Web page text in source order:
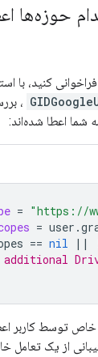
حوزه‌ها
،
= "https://
= user .
== nil ||
additional
خاص توسط کاربر
از یک تعامل